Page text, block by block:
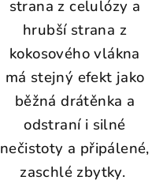
strana z celulózy a
hrubší strana z
kokosového vlákna
má stejný efekt jako
běžná drátěnka a
odstraní i silné
nečistoty a připálené,
zaschlé zbytky.